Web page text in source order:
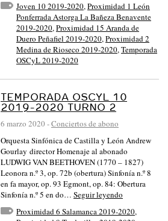
Joven 10 2019-2020,Proximidad 1 León
Ponferrada Astorga La Bañeza Benavente
2019-2020,Proximidad 15 Aranda de
Duero Peñafiel 2019-2020,Proximidad 2
Medina de Rioseco 2019-2020,Temporada
OSCyL 2019-2020
TEMPORADA OSCYL 10
2019-2020 TURNO 2
6 marzo 2020 -Conciertos de abono
Orquesta Sinfónica de Castilla y León Andrew
Gourlay director Homenaje al abonado
LUDWIG VAN BEETHOVEN (1770 – 1827)
Leonora n.º 3, op. 72b (obertura) Sinfonía n.º 8
en fa mayor, op. 93 Egmont, op. 84: Obertura
Sinfonía n.º 5 en do… Seguir leyendo
Proximidad 6 Salamanca 2019-2020,